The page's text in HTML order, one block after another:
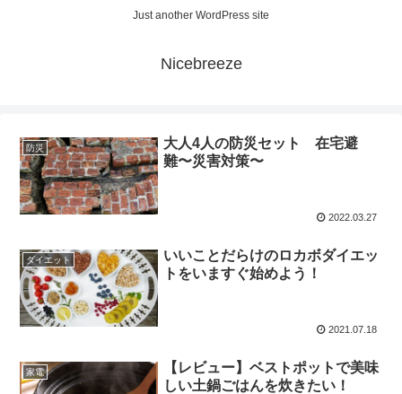
Just another WordPress site
Nicebreeze
防災
大人4人の防災セット 在宅避
難〜災害対策〜
2022.03.27
ダイエット
いいことだらけのロカボダイエッ
トをいますぐ始めよう！
2021.07.18
家電
【レビュー】ベストポットで美味
しい土鍋ごはんを炊きたい！